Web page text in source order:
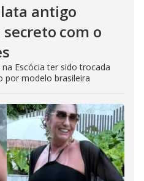
antigo
com o
Escócia ter sido trocada
por modelo brasileira